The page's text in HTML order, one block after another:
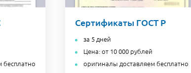
бесплатно
Сертификаты ГОСТ Р
за 5 дней
Цена: от 10 000 рублей
оригиналы доставляем бесплатно